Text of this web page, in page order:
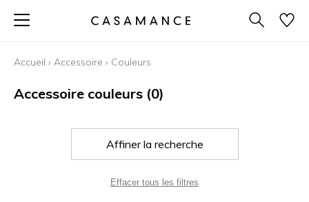
Accueil › Accessoire › Couleurs
Accessoire couleurs (0)
Affiner la recherche
Effacer tous les filtres